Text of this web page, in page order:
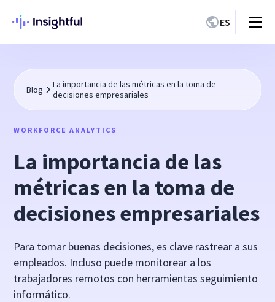
ES
Blog
La importancia de las métricas en la toma de
decisiones empresariales
WORKFORCE ANALYTICS
La importancia de las
métricas en la toma de
decisiones empresariales
Para tomar buenas decisiones, es clave rastrear a sus
empleados. Incluso puede monitorear a los
trabajadores remotos con herramientas seguimiento
informático.